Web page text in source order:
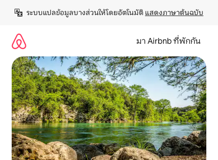
เนื้อหา
ระบบแปลข้อมูลบางส่วนให้โดยอัตโนมัติ แสดงภาษาต้นฉบับ
มา Airbnb ที่พักกัน